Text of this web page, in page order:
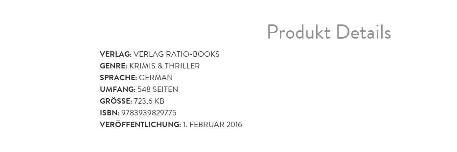
Produkt Details
VERLAG:VERLAG RATIO-BOOKS
GENRE: KRIMIS & THRILLER
SPRACHE:GERMAN
UMFANG: 548 SEITEN
GRÖSSE: 723,6 KB
ISBN:9783939829775
VERÖFFENTLICHUNG:1. FEBRUAR 2016